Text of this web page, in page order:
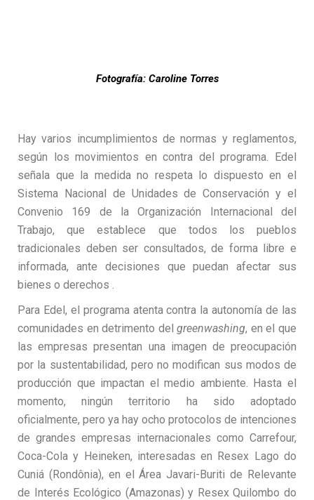
Fotografía: Caroline Torres
Hay varios incumplimientos de normas y reglamentos,
según los movimientos en contra del programa. Edel
señala que la medida no respeta lo dispuesto en el
Sistema Nacional de Unidades de Conservación y el
Convenio 169 de la Organización Internacional del
Trabajo, que establece que todos los pueblos
tradicionales deben ser consultados, de forma libre e
informada, ante decisiones que puedan afectar sus
bienes o derechos .
Para Edel, el programa atenta contra la autonomía de las
comunidades en detrimento delgreenwashing, en el que
las empresas presentan una imagen de preocupación
por la sustentabilidad, pero no modifican sus modos de
producción que impactan el medio ambiente. Hasta el
momento, ningún territorio ha sido adoptado
oficialmente, pero ya hay ocho protocolos de intenciones
de grandes empresas internacionales como Carrefour,
Coca-Cola y Heineken, interesadas en Resex Lago do
Cuniá (Rondônia), en el Área Javari-Buriti de ​​Relevante
de Interés Ecológico (Amazonas) y Resex Quilombo do